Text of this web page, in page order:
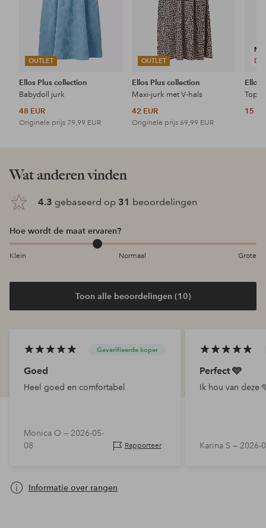
OUTLET
Ellos Plus collection
Babydoll jurk
48 EUR
Originele prijs 79,99 EUR
OUTLET
Ellos Plus collection
Maxi-jurk met V-hals
42 EUR
Originele prijs 69,99 EUR
Ellos
Topje
15
Wat anderen vinden
4.3 gebaseerd op 31 beoordelingen
Hoe wordt de maat ervaren?
Klein Normaal Grote
Toon alle beoordelingen (10)
Geverifieerde koper
Goed
Heel goed en comfortabel
Monica O — 2026-05-
08
Rapporteer
Perfect 🩵
Ik hou van deze
Karina S — 2026-
Informatie over rangen